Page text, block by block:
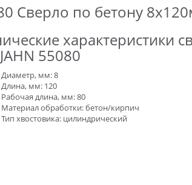
Сверло по бетону
характеристики
55080
Диаметр, мм: 8
Длина, мм: 120
Рабочая длина, мм: 80
Материал обработки: бетон/кирпич
Тип хвостовика: цилиндрический